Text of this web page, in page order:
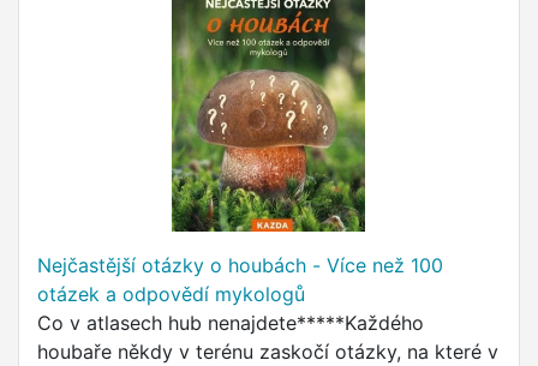
Nejčastější otázky o houbách - Více než 100
otázek a odpovědí mykologů
Co v atlasech hub nenajdete*****Každého
houbaře někdy v terénu zaskočí otázky, na které v